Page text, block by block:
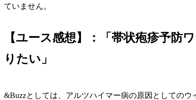
ていません。
【ユース感想】：「帯状疱疹予防
りたい」
&Buzzとしては、アルツハイマー病の原因としての